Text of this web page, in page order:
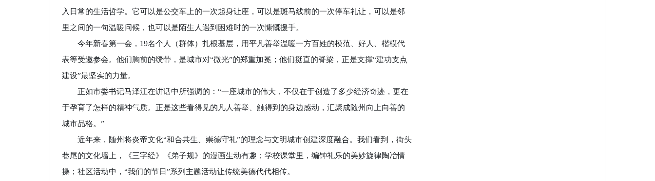
入日常的生活哲学。它可以是公交车上的一次起身让座，可以是斑马线前的一次停车礼让，可以是邻
里之间的一句温暖问候，也可以是陌生人遇到困难时的一次慷慨援手。
今年新春第一会，19名个人（群体）扎根基层，用平凡善举温暖一方百姓的模范、好人、楷模代
表等受邀参会。他们胸前的绶带，是城市对“微光”的郑重加冕；他们挺直的脊梁，正是支撑“建功支点
建设”最坚实的力量。
正如市委书记马泽江在讲话中所强调的：“一座城市的伟大，不仅在于创造了多少经济奇迹，更在
于孕育了怎样的精神气质。正是这些看得见的凡人善举、触得到的身边感动，汇聚成随州向上向善的
城市品格。”
近年来，随州将炎帝文化“和合共生、崇德守礼”的理念与文明城市创建深度融合。我们看到，街头
巷尾的文化墙上，《三字经》《弟子规》的漫画生动有趣；学校课堂里，编钟礼乐的美妙旋律陶冶情
操；社区活动中，“我们的节日”系列主题活动让传统美德代代相传。